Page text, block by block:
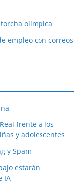
olímpica
empleo con correos
frente a los
y adolescentes
y Spam
estarán
IA